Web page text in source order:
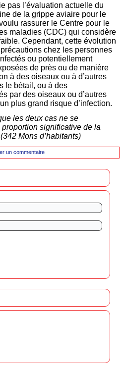
pas l’évaluation actuelle du
de la grippe aviaire pour le
rassurer le Centre pour le
maladies (CDC) qui considère
Cependant, cette évolution
chez les personnes
ou potentiellement
de près ou de manière
à des oiseaux ou à d’autres
le bétail, ou à des
par des oiseaux ou d’autres
plus grand risque d’infection.
les deux cas ne se
significative de la
Mons d’habitants)
un commentaire